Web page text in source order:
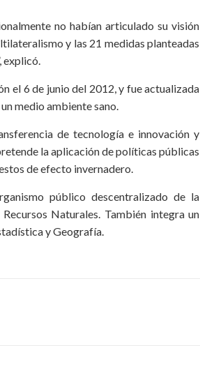
no habían articulado su visión
y las 21 medidas planteadas
explicó.
el 6 de junio del 2012, y fue actualizada
medio ambiente sano.
de tecnología e innovación y
la aplicación de políticas públicas
de efecto invernadero.
público descentralizado de la
Naturales. También integra un
y Geografía.